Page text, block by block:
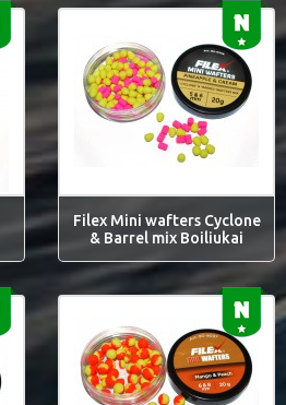
Filex Mini wafters Cyclone
& Barrel mix Boiliukai